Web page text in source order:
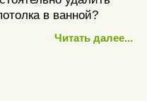
в ванной?
Читать далее...